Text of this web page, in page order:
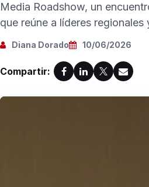
Media Roadshow, un
que reúne a líderes regionales
Diana Dorado 10/06/2026
Compartir: